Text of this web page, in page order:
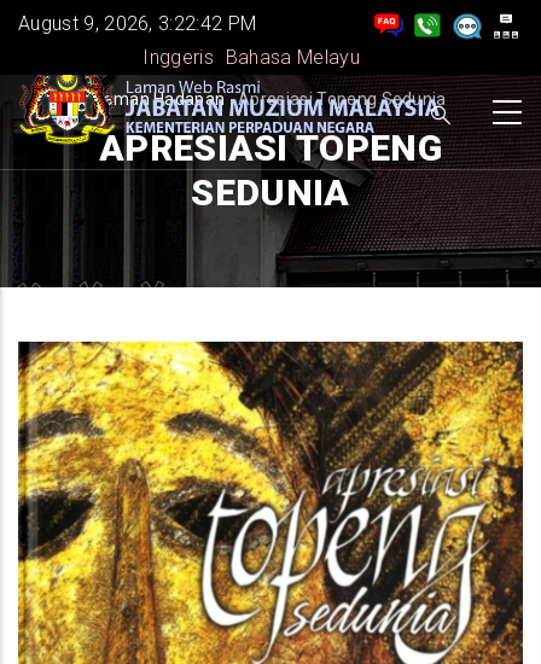
Skip
main
content
August 9, 2026, 3:22:42 PM
Inggeris
Bahasa Melayu
BREADCRUMB
Laman Hadapan -Apresiasi Topeng Sedunia
APRESIASI TOPENG
SEDUNIA